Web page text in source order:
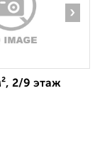
›
2/9 этаж